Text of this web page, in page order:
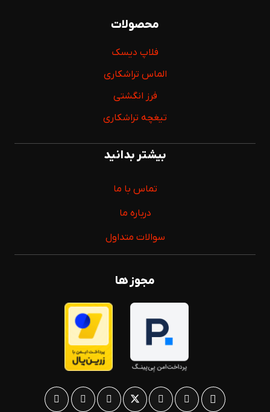
محصولات
فلاپ دیسک
الماس تراشکاری
فرز انگشتی
تیغچه تراشکاری
بیشتر بدانید
تماس با ما
درباره ما
سوالات متداول
مجوز ها